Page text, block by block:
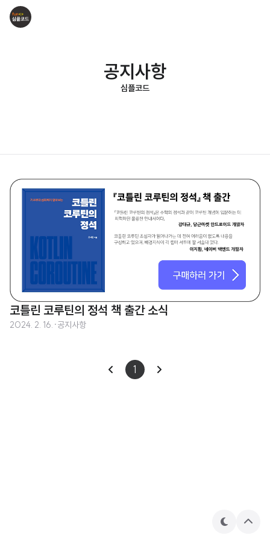
공지사항
심플코드
코틀린 코루틴의 정석 책 출간 소식
2024. 2. 16. ·공지사항
1
테
상